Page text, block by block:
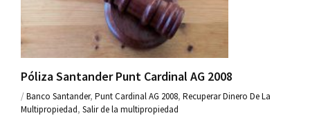
Póliza Santander Punt Cardinal AG 2008
/Banco Santander, Punt Cardinal AG 2008, Recuperar Dinero De La
Multipropiedad, Salir de la multipropiedad